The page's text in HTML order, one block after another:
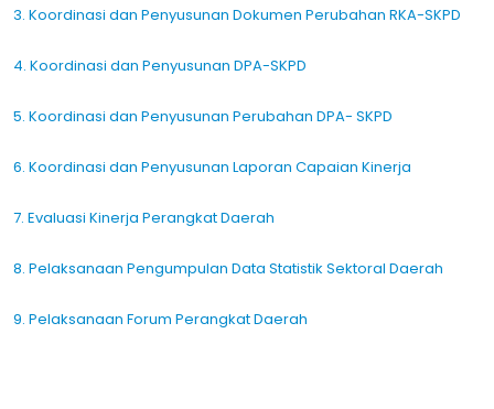
3. Koordinasi dan Penyusunan Dokumen Perubahan RKA-SKPD
4. Koordinasi dan Penyusunan DPA-SKPD
5. Koordinasi dan Penyusunan Perubahan DPA- SKPD
6. Koordinasi dan Penyusunan Laporan Capaian Kinerja
7. Evaluasi Kinerja Perangkat Daerah
8. Pelaksanaan Pengumpulan Data Statistik Sektoral Daerah
9. Pelaksanaan Forum Perangkat Daerah